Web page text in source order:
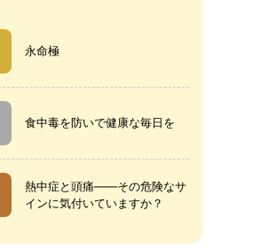
永命極
食中毒を防いで健康な毎日を
熱中症と頭痛――その危険なサ
インに気付いていますか？